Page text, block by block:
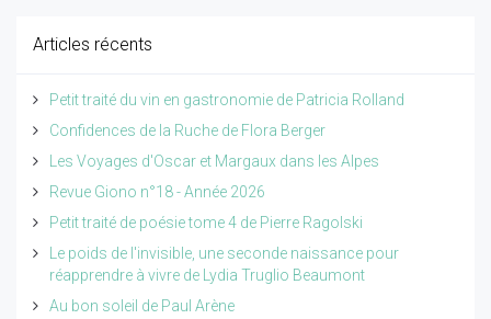
Articles récents
Petit traité du vin en gastronomie de Patricia Rolland
Confidences de la Ruche de Flora Berger
Les Voyages d'Oscar et Margaux dans les Alpes
Revue Giono n°18 - Année 2026
Petit traité de poésie tome 4 de Pierre Ragolski
Le poids de l'invisible, une seconde naissance pour
réapprendre à vivre de Lydia Truglio Beaumont
Au bon soleil de Paul Arène